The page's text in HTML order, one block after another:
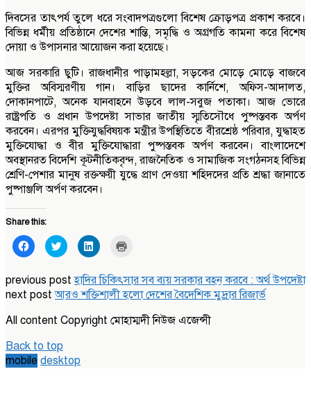
দিবসের তাৎপর্য তুলে ধরে সংবাদপত্রগুলো বিশেষ ক্রোড়পত্র প্রকাশ করবে।
বিভিন্ন ধর্মীয় প্রতিষ্ঠানে দেশের শান্তি, সমৃদ্ধি ও অগ্রগতি কামনা করে বিশেষ
দোয়া ও উপাসনার আয়োজন করা হয়েছে।
আজ সরকারি ছুটি। রাজধানীর পাড়ামহল্লা, সড়কের মোড়ে মোড়ে বাজবে
মুক্তির অবিস্মরণীয় গান। বাড়ির ছাদের কার্নিশে, অফিস-আদালত,
দোকানপাটে, অনেক যানবাহনে উড়বে লাল-সবুজ পতাকা। আজ ভোরে
রাষ্ট্রপতি ও প্রধান উপদেষ্টা সাভার জাতীয় স্মৃতিসৌধে পুষ্পস্তবক অর্পণ
করবেন। এরপর মুক্তিযুদ্ধবিষয়ক মন্ত্রীর উপস্থিতিতে বীরশ্রেষ্ঠ পরিবার, যুদ্ধাহত
মুক্তিযোদ্ধা ও বীর মুক্তিযোদ্ধারা পুষ্পস্তবক অর্পণ করবেন। বাংলাদেশে
অবস্থানরত বিদেশি কূটনীতিকবৃন্দ, রাজনৈতিক ও সামাজিক সংগঠনসহ বিভিন্ন
শ্রেণি-পেশার মানুষ রক্তক্ষয়ী যুদ্ধে প্রাণ দেওয়া শহিদদের প্রতি শ্রদ্ধা জানাতে
পুষ্পাঞ্জলি অর্পণ করবেন।
Share this:
Click
to
share
Facebook
(Opens
in
new
Click
to
share
Twitter
(Opens
in
new
Click
to
LinkedIn
(Opens
in
new
in
new
window)
previous postহাদির চিকিৎসার সব ব্যয় সরকার বহন করবে : অর্থ উপদেষ্টা
next postআরও শক্তিশালী হলো দেশের বৈদেশিক মুদ্রার রিজার্ভ
All content Copyright মোহাম্মদী নিউজ এজেন্সী
Back to top
mobile desktop